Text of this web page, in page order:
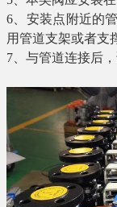
6 、安装点附近的
用管道支架或者支
7 、与管道连接后